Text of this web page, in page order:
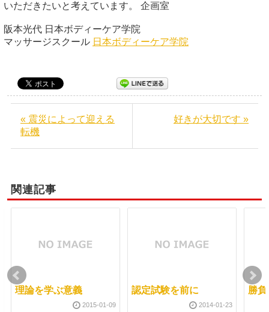
いただきたいと考えています。 企画室
阪本光代 日本ボディーケア学院
マッサージスクール 日本ボディーケア学院
« 震災によって迎える
転機
好きが大切です »
関連記事
理論を学ぶ意義
2015-01-09
認定試験を前に
2014-01-23
勝